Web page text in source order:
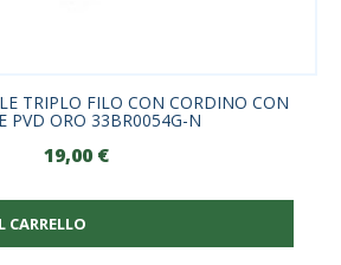
TRIPLO FILO CON CORDINO CON
PVD ORO 33BR0054G-N
19,00 €